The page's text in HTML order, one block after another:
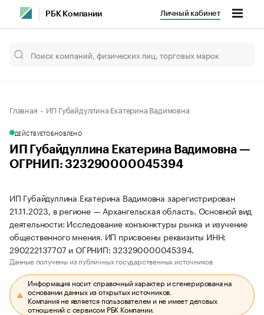
РБК Компании Личный кабинет
Главная ИП Губайдуллина Екатерина Вадимовна
ДЕЙСТВУЕТОБНОВЛЕНО
ИП Губайдуллина Екатерина Вадимовна —
ОГРНИП: 323290000045394
ИП Губайдуллина Екатерина Вадимовна зарегистрирован
21.11.2023, в регионе — Архангельская область. Основной вид
деятельности: Исследование конъюнктуры рынка и изучение
общественного мнения. ИП присвоены реквизиты ИНН:
290222137707 и ОГРНИП: 323290000045394.
Данные получены из публичных государственных источников.
Информация носит справочный характер и сгенерирована на
основании данных из открытых источников.
Компания не является пользователем и не имеет деловых
отношений с сервисом РБК Компании.